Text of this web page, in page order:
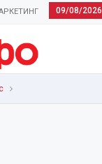
09/08/2026